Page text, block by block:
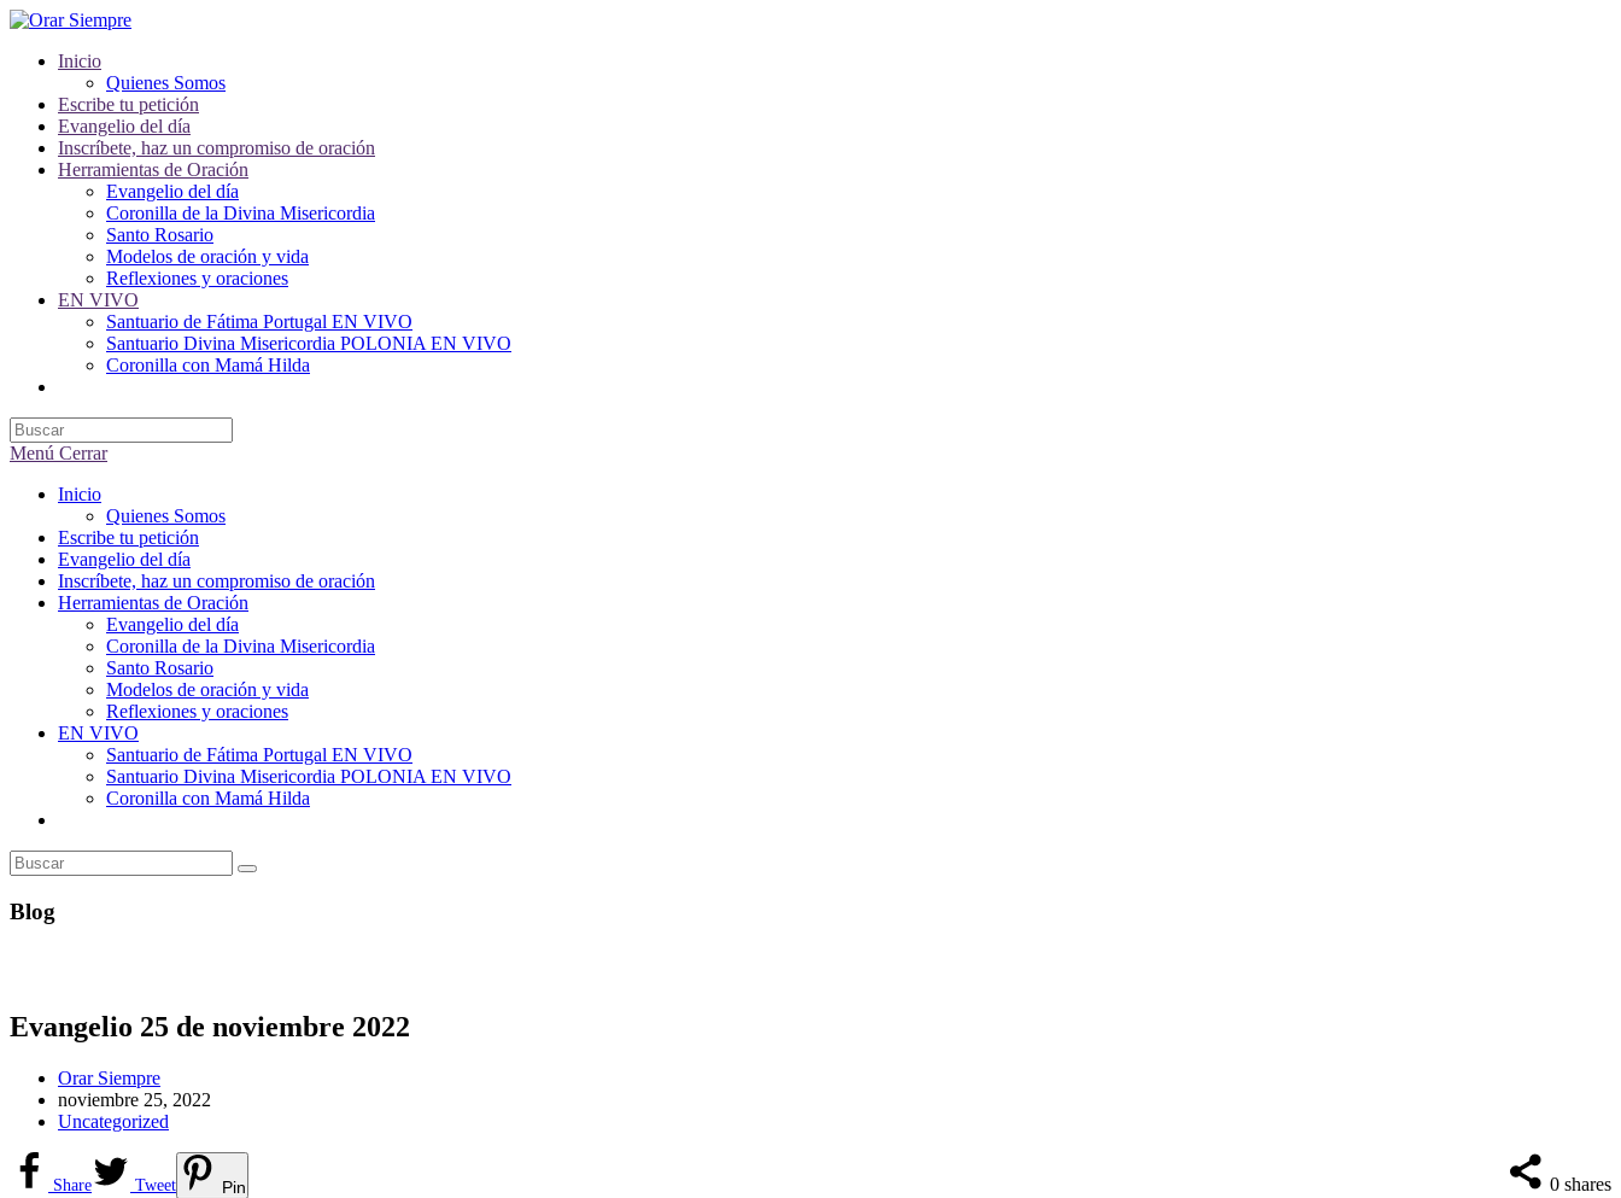
Saltar
contenido
Inicio
Quienes Somos
Escribe tu petición
Evangelio del día
Inscríbete, haz un compromiso de oración
Herramientas de Oración
Evangelio del día
Coronilla de la Divina Misericordia
Santo Rosario
Modelos de oración y vida
Reflexiones y oraciones
EN VIVO
Santuario de Fátima Portugal EN VIVO
Santuario Divina Misericordia POLONIA EN VIVO
Coronilla con Mamá Hilda
de
la
Menú Cerrar
Inicio
Quienes Somos
Escribe tu petición
Evangelio del día
Inscríbete, haz un compromiso de oración
Herramientas de Oración
Evangelio del día
Coronilla de la Divina Misericordia
Santo Rosario
Modelos de oración y vida
Reflexiones y oraciones
EN VIVO
Santuario de Fátima Portugal EN VIVO
Santuario Divina Misericordia POLONIA EN VIVO
Coronilla con Mamá Hilda
de
Blog
Evangelio 25 de noviembre 2022
Autor
de
la
Orar Siempre
Publicación
de
entrada:
noviembre 25, 2022
Categoría
entrada:
Uncategorized
0 shares
Share Tweet Pin